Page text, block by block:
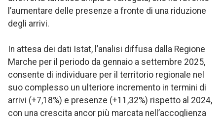
l’aumentare delle presenze a fronte di una riduzione
degli arrivi.
In attesa dei dati Istat, l’analisi diffusa dalla Regione
Marche per il periodo da gennaio a settembre 2025,
consente di individuare per il territorio regionale nel
suo complesso un ulteriore incremento in termini di
arrivi (+7,18%) e presenze (+11,32%) rispetto al 2024,
con una crescita ancor più marcata nell’accoglienza